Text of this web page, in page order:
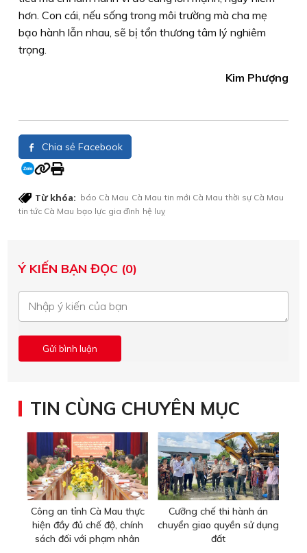
hơn. Con cái, nếu sống trong môi trường mà cha mẹ
bạo hành lẫn nhau, sẽ bị tổn thương tâm lý nghiêm
trọng.
Kim Phượng
Chia sẻ Facebook
Từ khóa: báo Cà Mau Cà Mau tin mới Cà Mau thời sự Cà Mau
tin tức Cà Mau bạo lực gia đình hệ luỵ
Ý KIẾN BẠN ĐỌC (0)
TIN CÙNG CHUYÊN MỤC
Công an tỉnh Cà Mau thực
hiện đầy đủ chế độ, chính
sách đối với phạm nhân
Cưỡng chế thi hành án
chuyển giao quyền sử dụng
đất